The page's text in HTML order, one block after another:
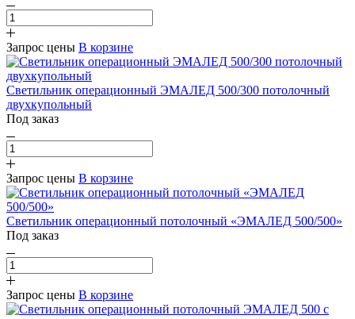
Запрос цены В корзине
Светильник операционный ЭМАЛЕД 500/300 потолочный
двухкупольный
Под заказ
Запрос цены В корзине
Светильник операционный потолочный «ЭМАЛЕД 500/500»
Под заказ
Запрос цены В корзине